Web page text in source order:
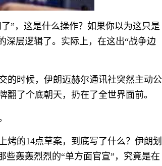
”，这是什么操作？如果你以为这只是
深层逻辑了。实际上，在这出“战争边
的时候，伊朗迈赫尔通讯社突然主动公
了个底朝天，扔在了全世界面前。
烤的14点草案，到底写了什么？伊朗划
些轰轰烈烈的“单方面官宣”，究竟是在